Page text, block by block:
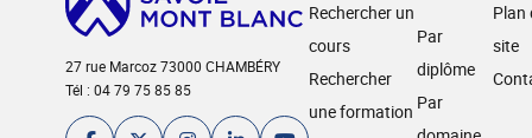
27 rue Marcoz 73000 CHAMBÉRY
Tél : 04 79 75 85 85
Rechercher un
cours
Rechercher
une formation
Par
diplôme
Par
Plan
site